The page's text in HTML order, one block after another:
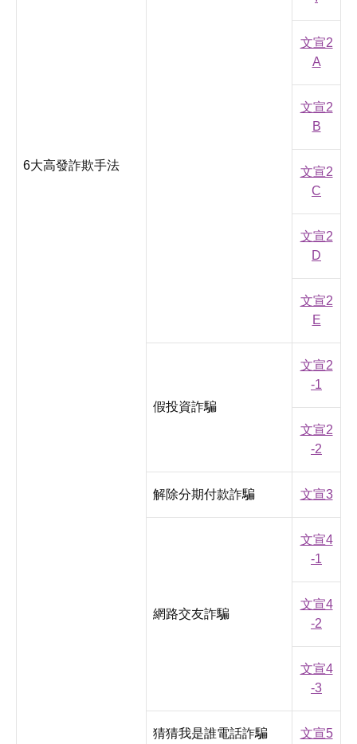
6大高發詐欺手法
文宣2
A
文宣2
B
文宣2
C
文宣2
D
文宣2
E
假投資詐騙
文宣2
-1
文宣2
-2
解除分期付款詐騙 文宣3
網路交友詐騙
文宣4
-1
文宣4
-2
文宣4
-3
猜猜我是誰電話詐騙 文宣5